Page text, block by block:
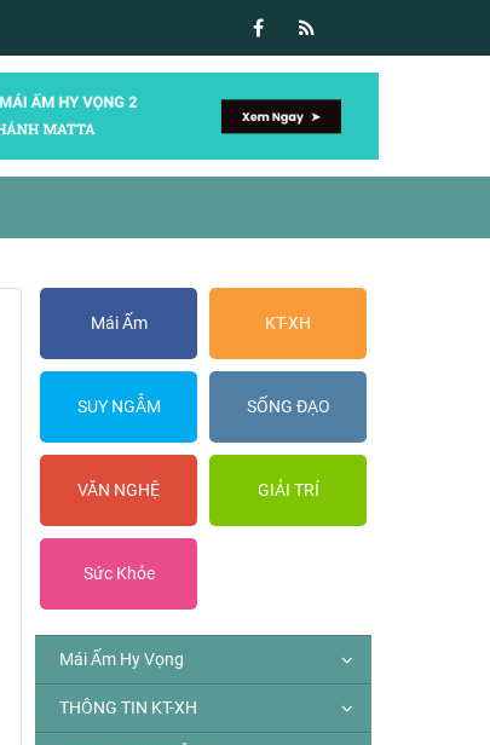
Mái Ấm KT-XH
SUY NGẪM SỐNG ĐẠO
VĂN NGHỆ GIẢI TRÍ
Sức Khỏe
Mái Ấm Hy Vọng
THÔNG TIN KT-XH